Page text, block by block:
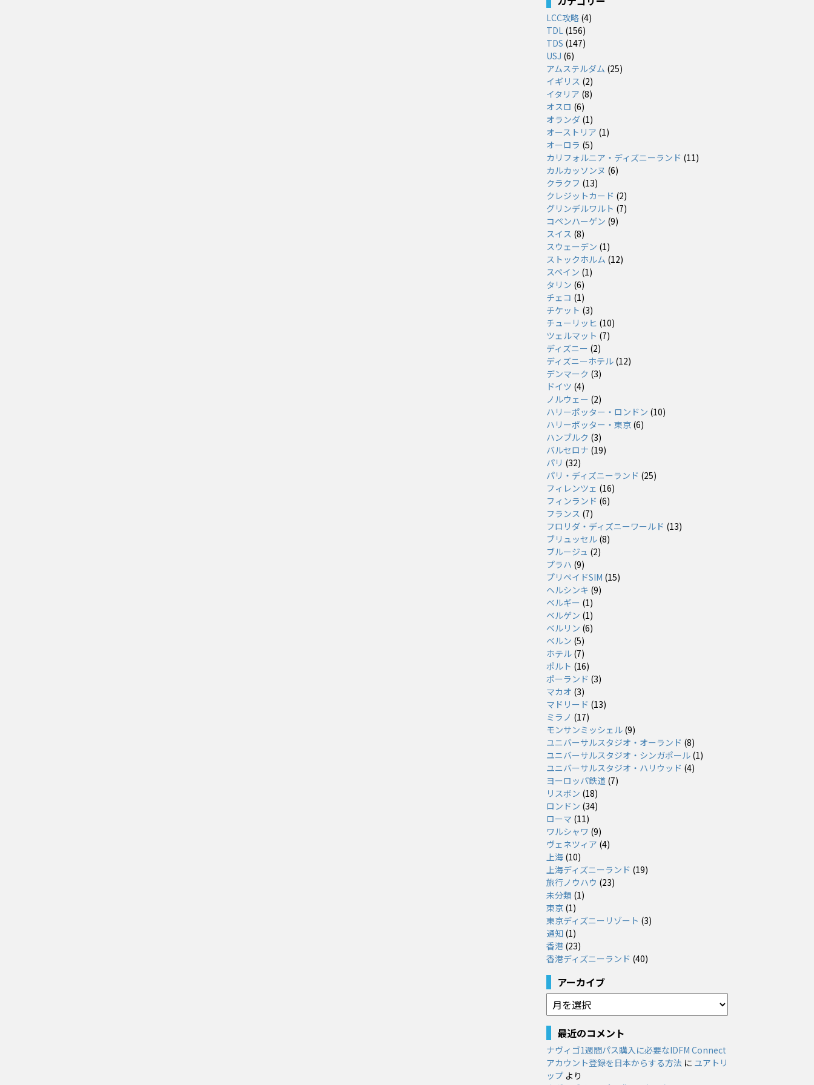
LCC攻略 (4)
TDL (156)
TDS (147)
USJ (6)
アムステルダム (25)
イギリス (2)
イタリア (8)
オスロ (6)
オランダ (1)
オーストリア (1)
オーロラ (5)
カリフォルニア・ディズニーランド (11)
カルカッソンヌ (6)
クラクフ (13)
クレジットカード (2)
グリンデルワルト (7)
コペンハーゲン (9)
スイス (8)
スウェーデン (1)
ストックホルム (12)
スペイン (1)
タリン (6)
チェコ (1)
チケット (3)
チューリッヒ (10)
ツェルマット (7)
ディズニー (2)
ディズニーホテル (12)
デンマーク (3)
ドイツ (4)
ノルウェー (2)
ハリーポッター・ロンドン (10)
ハリーポッター・東京 (6)
ハンブルク (3)
バルセロナ (19)
パリ (32)
パリ・ディズニーランド (25)
フィレンツェ (16)
フィンランド (6)
フランス (7)
フロリダ・ディズニーワールド (13)
ブリュッセル (8)
ブルージュ (2)
プラハ (9)
プリペイドSIM (15)
ヘルシンキ (9)
ベルギー (1)
ベルゲン (1)
ベルリン (6)
ベルン (5)
ホテル (7)
ポルト (16)
ポーランド (3)
マカオ (3)
マドリード (13)
ミラノ (17)
モンサンミッシェル (9)
ユニバーサルスタジオ・オーランド (8)
ユニバーサルスタジオ・シンガポール (1)
ユニバーサルスタジオ・ハリウッド (4)
ヨーロッパ鉄道 (7)
リスボン (18)
ロンドン (34)
ローマ (11)
ワルシャワ (9)
ヴェネツィア (4)
上海 (10)
上海ディズニーランド (19)
旅行ノウハウ (23)
未分類 (1)
東京 (1)
東京ディズニーリゾート (3)
通知 (1)
香港 (23)
香港ディズニーランド (40)
アーカイブ
ア
ー
カ
イ
ブ
最近のコメント
ナヴィゴ1週間パス購入に必要なIDFM Connect
アカウント登録を日本からする方法 に ユアトリ
ップ より